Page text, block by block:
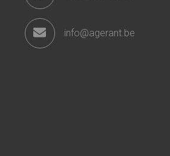
info@agerant.be